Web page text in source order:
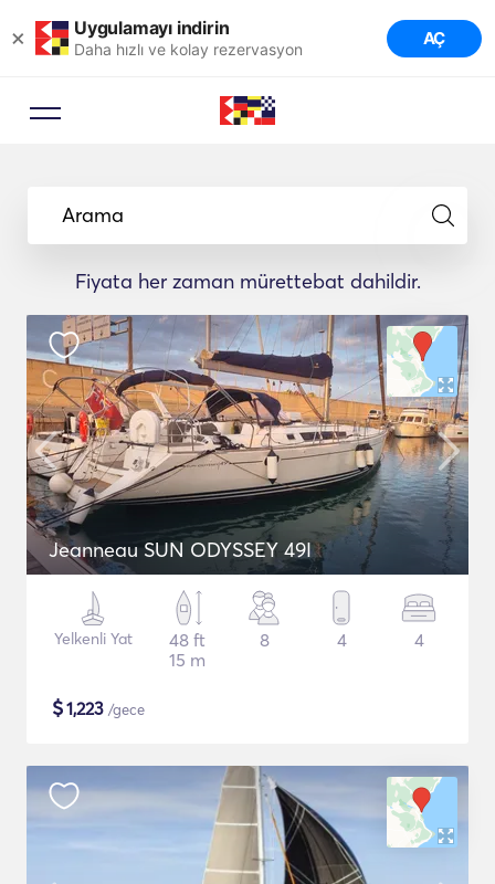
× Uygulamayı indirin
Daha hızlı ve kolay rezervasyon AÇ
Arama
Fiyata her zaman mürettebat dahildir.
Jeanneau SUN ODYSSEY 49I
Yelkenli Yat
48 ft
15 m
8 4 4
$1,223 /gece